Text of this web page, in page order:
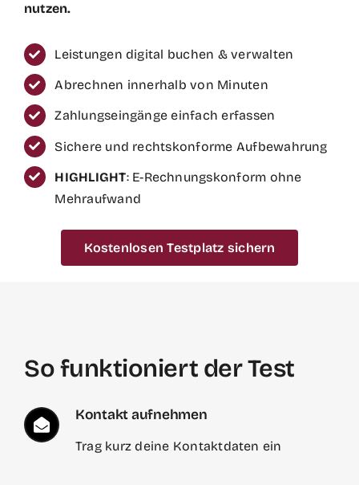
nutzen.
Leistungen digital buchen & verwalten
Abrechnen innerhalb von Minuten
Zahlungseingänge einfach erfassen
Sichere und rechtskonforme Aufbewahrung
HIGHLIGHT: E-Rechnungskonform ohne
Mehraufwand
Kostenlosen Testplatz sichern
So funktioniert der Test
Kontakt aufnehmen
Trag kurz deine Kontaktdaten ein